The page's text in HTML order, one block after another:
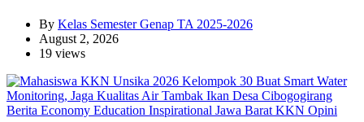
By Kelas Semester Genap TA 2025-2026
August 2, 2026
19 views
Berita Economy Education Inspirational Jawa Barat KKN Opini